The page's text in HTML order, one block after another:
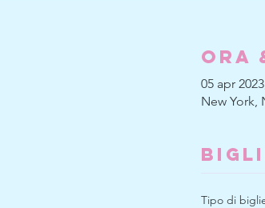
Ora
05 apr
New York,
Tipo di